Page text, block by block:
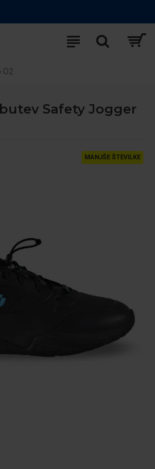
O2
Safety Jogger
MANJŠE ŠTEVILKE